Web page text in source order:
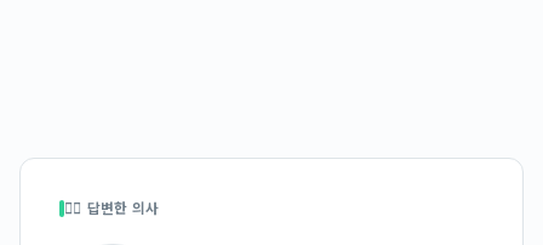
👩‍⚕️ 답변한 의사